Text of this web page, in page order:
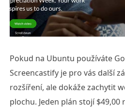
Pokud na Ubuntu používáte
Screencastify je pro vás další
rozšíření, ale dokáže zachytit
plochu. Jeden plán stojí $49,00